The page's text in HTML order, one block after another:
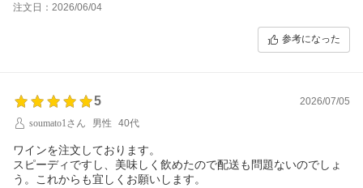
注文日：2026/06/04
参考になった
5
2026/07/05
soumato1さん
男性 40代
ワインを注文しております。
スピーディですし、美味しく飲めたので配送も問題ないのでしょ
う。これからも宜しくお願いします。